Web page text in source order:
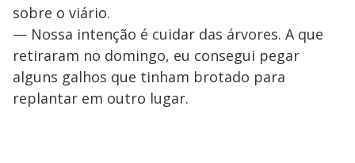
sobre o viário.
— Nossa intenção é cuidar das árvores. A que
retiraram no domingo, eu consegui pegar
alguns galhos que tinham brotado para
replantar em outro lugar.